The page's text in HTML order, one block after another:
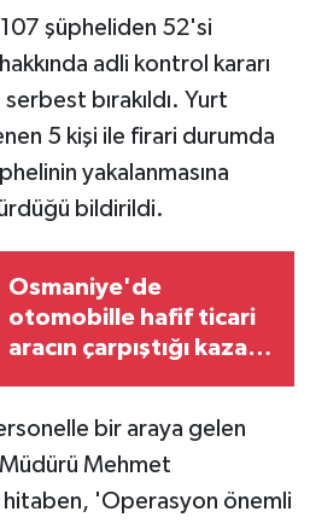
şüpheliden 52'si
adli kontrol kararı
bırakıldı. Yurt
5 kişi ile firari durumda
yakalanmasına
bildirildi.
Osmaniye'de
otomobille hafif ticari
aracın çarpıştığı kazada
bir araya gelen
Mehmet
hitaben, 'Operasyon önemli